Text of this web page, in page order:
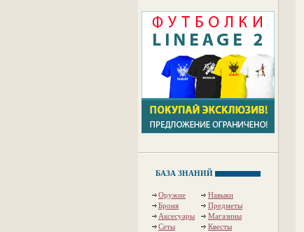
БАЗА ЗНАНИЙ
Оружие
Навыки
Броня
Предметы
Аксесуары
Магазины
Сеты
Квесты